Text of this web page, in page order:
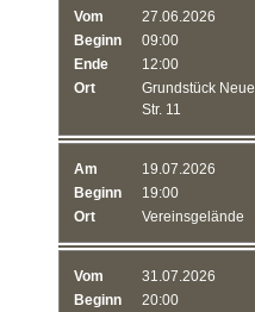
Vom
27.06.2026
Beginn
09:00
Ende
12:00
Ort
Grundstück Neue
Str. 11
Am
19.07.2026
Beginn
19:00
Ort
Vereinsgelände
Vom
31.07.2026
Beginn
20:00